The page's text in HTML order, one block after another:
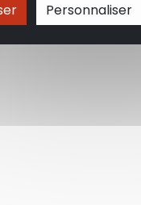
Personnaliser